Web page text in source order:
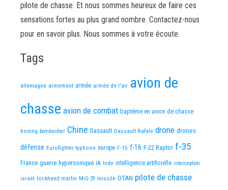
pilote de chasse. Et nous sommes heureux de faire ces
sensations fortes au plus grand nombre. Contactez-nous
pour en savoir plus. Nous sommes à votre écoute.
Tags
allemagne armement armée armée de l'air avion de
chasse avion de combat baptême en avion de chasse
boeing bombardier Chine Dassault Dassault Rafale drone drones
défense Eurofighter typhoon europe F-15 f-16 F-22 Raptor f-35
France guerre hypersonique IA Inde intelligence artificielle interception
israel lockheed martin MiG-29 missile OTAN pilote de chasse